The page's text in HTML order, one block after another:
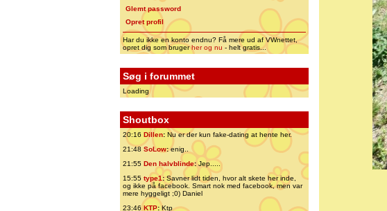
Glemt password
Opret profil
Har du ikke en konto endnu? Få mere ud af VWnettet,
opret dig som brugerher og nu - helt gratis...
Søg i forummet
Loading
Shoutbox
20:16 Dillen: Nu er der kun fake-dating at hente her.
21:48 SoLow:enig..
21:55 Den halvblinde:Jep.....
15:55 type1:Savner lidt tiden, hvor alt skete her inde,
og ikke på facebook. Smart nok med facebook, men var
mere hyggeligt ;0) Daniel
23:46 KTP:Ktp